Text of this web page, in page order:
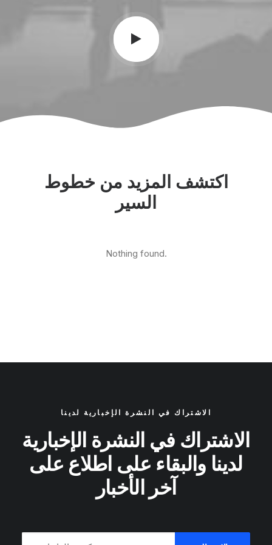
اكتشف المزيد من خطوط
السير
Nothing found.
الاشتراك في النشرة الإخبارية لدينا
الاشتراك في النشرة الإخبارية
لدينا والبقاء على اطلاع على
آخر الأخبار